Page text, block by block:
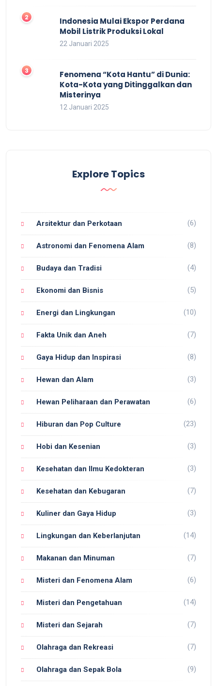
Indonesia Mulai Ekspor Perdana
Mobil Listrik Produksi Lokal
22 Januari 2025
Fenomena “Kota Hantu” di Dunia:
Kota-Kota yang Ditinggalkan dan
Misterinya
12 Januari 2025
Explore Topics
Arsitektur dan Perkotaan (6)
Astronomi dan Fenomena Alam (8)
Budaya dan Tradisi (4)
Ekonomi dan Bisnis (5)
Energi dan Lingkungan (10)
Fakta Unik dan Aneh (7)
Gaya Hidup dan Inspirasi (8)
Hewan dan Alam (3)
Hewan Peliharaan dan Perawatan (6)
Hiburan dan Pop Culture (23)
Hobi dan Kesenian (3)
Kesehatan dan Ilmu Kedokteran (3)
Kesehatan dan Kebugaran (7)
Kuliner dan Gaya Hidup (3)
Lingkungan dan Keberlanjutan (14)
Makanan dan Minuman (7)
Misteri dan Fenomena Alam (6)
Misteri dan Pengetahuan (14)
Misteri dan Sejarah (7)
Olahraga dan Rekreasi (7)
Olahraga dan Sepak Bola (9)